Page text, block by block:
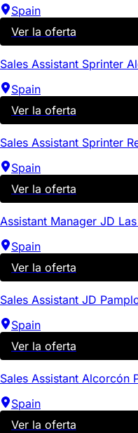
Spain
Ver la oferta
Sales Assistant Sprinter
Spain
Ver la oferta
Sales Assistant Sprinter
Spain
Ver la oferta
Assistant Manager JD
Spain
Ver la oferta
Sales Assistant JD
Spain
Ver la oferta
Sales Assistant Alcorcón
Spain
Ver la oferta